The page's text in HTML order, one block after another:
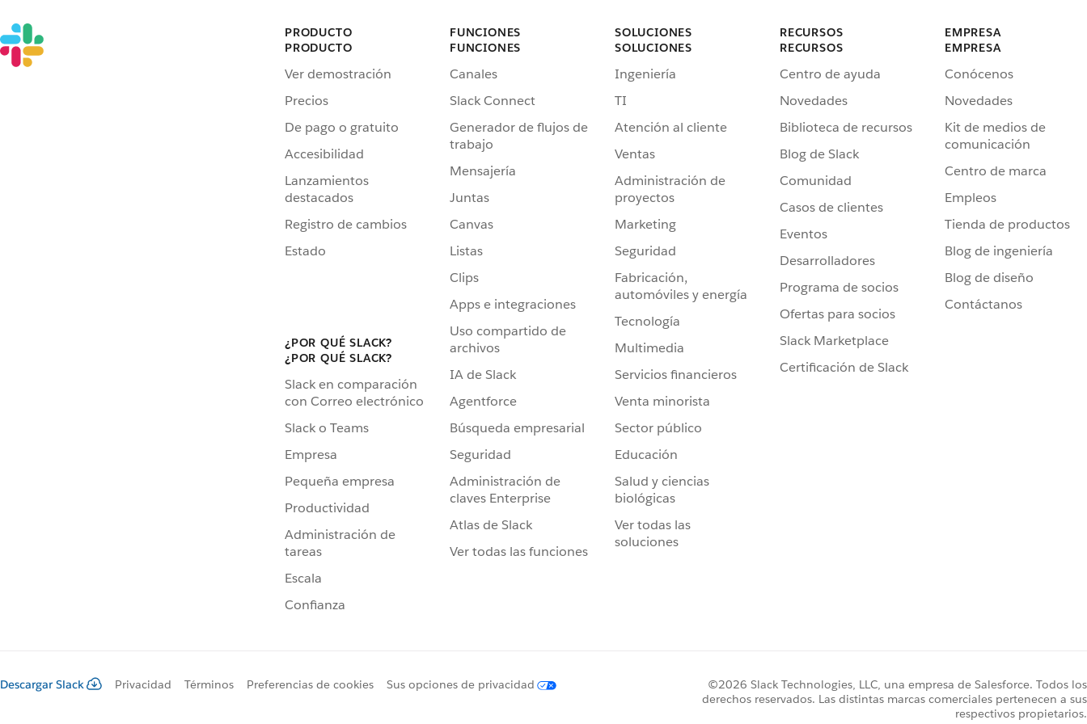
PRODUCTO
PRODUCTO
Ver demostración
Precios
De pago o gratuito
Accesibilidad
Lanzamientos
destacados
Registro de cambios
Estado
¿POR QUÉ SLACK?
¿POR QUÉ SLACK?
Slack en comparación
con Correo electrónico
Slack o Teams
Empresa
Pequeña empresa
Productividad
Administración de
tareas
Escala
Confianza
FUNCIONES
FUNCIONES
Canales
Slack Connect
Generador de flujos de
trabajo
Mensajería
Juntas
Canvas
Listas
Clips
Apps e integraciones
Uso compartido de
archivos
IA de Slack
Agentforce
Búsqueda empresarial
Seguridad
Administración de
claves Enterprise
Atlas de Slack
Ver todas las funciones
SOLUCIONES
SOLUCIONES
Ingeniería
TI
Atención al cliente
Ventas
Administración de
proyectos
Marketing
Seguridad
Fabricación,
automóviles y energía
Tecnología
Multimedia
Servicios financieros
Venta minorista
Sector público
Educación
Salud y ciencias
biológicas
Ver todas las
soluciones
RECURSOS
RECURSOS
Centro de ayuda
Novedades
Biblioteca de recursos
Blog de Slack
Comunidad
Casos de clientes
Eventos
Desarrolladores
Programa de socios
Ofertas para socios
Slack Marketplace
Certificación de Slack
EMPRESA
EMPRESA
Conócenos
Novedades
Kit de medios de
comunicación
Centro de marca
Empleos
Tienda de productos
Blog de ingeniería
Blog de diseño
Contáctanos
Descargar Slack Privacidad Términos Preferencias de cookies Sus opciones de privacidad
©2026 Slack Technologies, LLC, una empresa de Salesforce. Todos los
derechos reservados. Las distintas marcas comerciales pertenecen a sus
respectivos propietarios.